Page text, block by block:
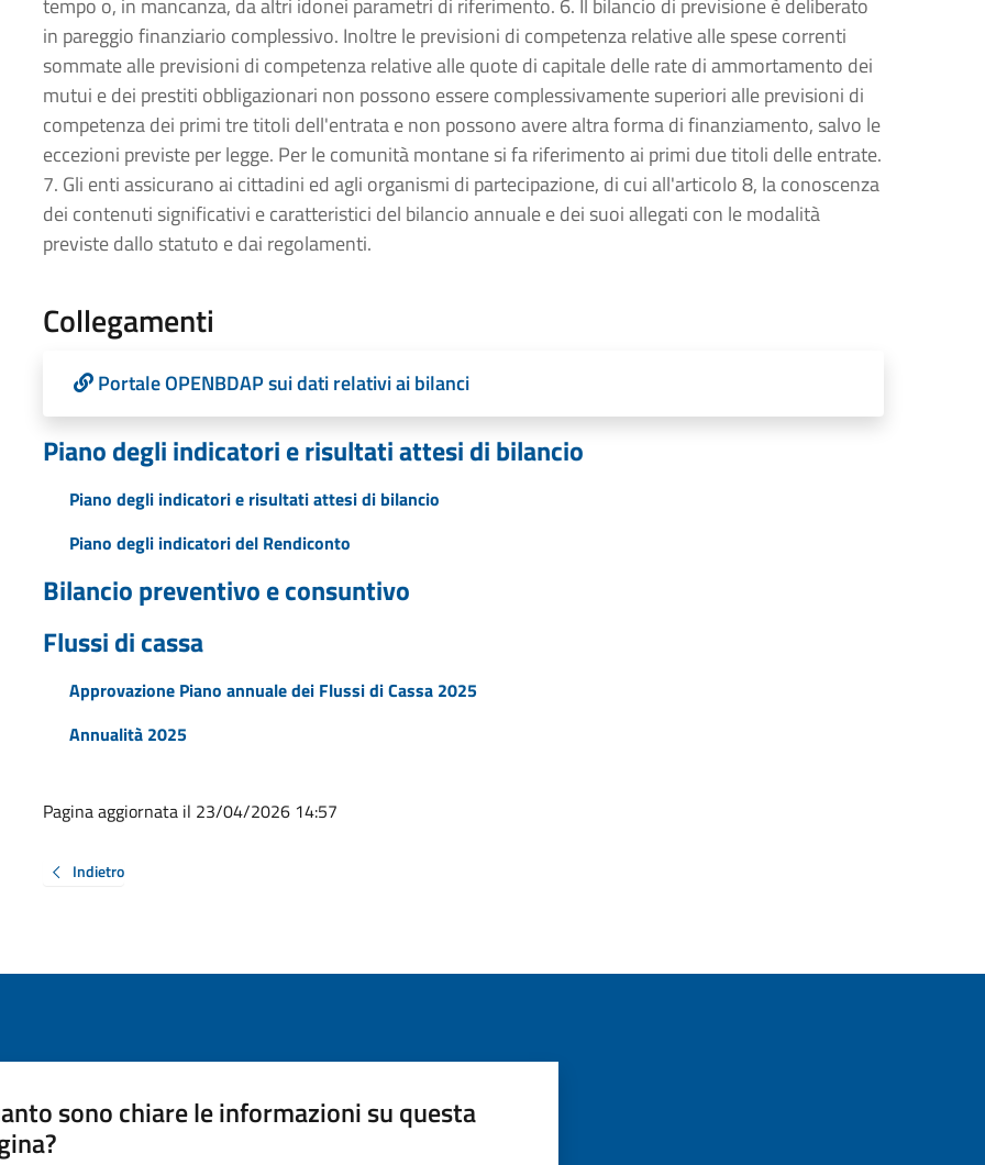
tempo o, in mancanza, da altri idonei parametri di riferimento. 6. Il bilancio di previsione è deliberato
in pareggio finanziario complessivo. Inoltre le previsioni di competenza relative alle spese correnti
sommate alle previsioni di competenza relative alle quote di capitale delle rate di ammortamento dei
mutui e dei prestiti obbligazionari non possono essere complessivamente superiori alle previsioni di
competenza dei primi tre titoli dell'entrata e non possono avere altra forma di finanziamento, salvo le
eccezioni previste per legge. Per le comunità montane si fa riferimento ai primi due titoli delle entrate.
7. Gli enti assicurano ai cittadini ed agli organismi di partecipazione, di cui all'articolo 8, la conoscenza
dei contenuti significativi e caratteristici del bilancio annuale e dei suoi allegati con le modalità
previste dallo statuto e dai regolamenti.
Collegamenti
Portale OPENBDAP sui dati relativi ai bilanci
Piano degli indicatori e risultati attesi di bilancio
Piano degli indicatori e risultati attesi di bilancio
Piano degli indicatori del Rendiconto
Bilancio preventivo e consuntivo
Flussi di cassa
Approvazione Piano annuale dei Flussi di Cassa 2025
Annualità 2025
Pagina aggiornata il 23/04/2026 14:57
Indietro
sono chiare le informazioni su questa